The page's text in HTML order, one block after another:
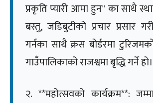
प्रकृति प्यारी आमा हुन" का साथै
बस्तु, जडिबुटीको प्रचार प्रसार
गर्नका साथै क्रस बोर्डरमा
गाउँपालिकाको राजश्वमा बृद्धि गर्ने हो।
२. **महोत्सवको कार्यक्रम**: